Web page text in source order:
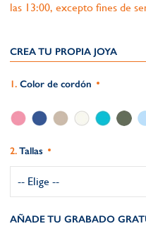
las 13:00, excepto fines de
CREA TU PROPIA JOYA
Color de cordón
Tallas
AÑADE TU GRABADO